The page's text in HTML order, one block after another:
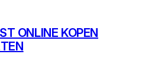
ONLINE KOPEN